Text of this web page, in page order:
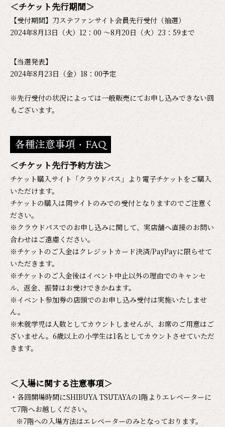
＜チケット先行期間＞
【受付期間】刀ステファンサイト会員先行受付（抽選）
2024年8月13日（火）12：00 ～8月20日（火）23：59まで
【当選発表】
2024年8月23日（金）18：00予定
※先行受付の状況によっては一般販売にてお申し込みできない回
もございます。
各種注意事項・FAQ
＜チケット先行予約方法＞
チケット購入サイト「クラウドパス」より電子チケットをご購入
いただけます。
チケットの購入は同サイトのみでの受付となりますのでご注意く
ださい。
※クラウドパスでのお申し込みに関して、実店舗へ直接のお問い
合わせはご遠慮ください。
※チケットのご入金はクレジットカード決済/PayPayに限らせて
いただきます。
※チケットのご入金後はイベント中止以外の理由でのキャンセ
ル、返金、振替はお受けできかねます。
※イベント参加券の店頭でのお申し込み受付は実施いたしませ
ん。
※未就学児は人数としてカウントしませんが、お席のご用意はご
ざいません。6歳以上の小学生は1名としてカウントさせていただ
きます。
＜入場に関する注意事項＞
・各回開場時間にSHIBUYA TSUTAYAの1階よりエレベーターに
て7階へお越しください。
※7階への入場方法はエレベーターのみとなっております。